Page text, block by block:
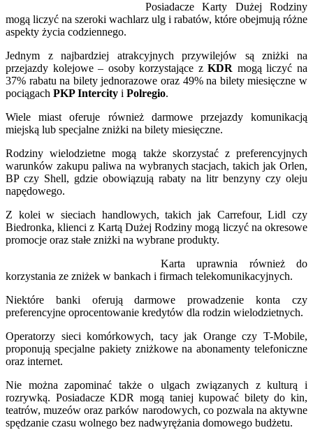
Posiadacze Karty Dużej Rodziny
mogą liczyć na szeroki wachlarz ulg i rabatów, które obejmują różne
aspekty życia codziennego.
Jednym z najbardziej atrakcyjnych przywilejów są zniżki na
przejazdy kolejowe – osoby korzystające zKDR mogą liczyć na
37% rabatu na bilety jednorazowe oraz 49% na bilety miesięczne w
pociągach PKP Intercity i Polregio.
Wiele miast oferuje również darmowe przejazdy komunikacją
miejską lub specjalne zniżki na bilety miesięczne.
Rodziny wielodzietne mogą także skorzystać z preferencyjnych
warunków zakupu paliwa na wybranych stacjach, takich jak Orlen,
BP czy Shell, gdzie obowiązują rabaty na litr benzyny czy oleju
napędowego.
Z kolei w sieciach handlowych, takich jak Carrefour, Lidl czy
Biedronka, klienci z Kartą Dużej Rodziny mogą liczyć na okresowe
promocje oraz stałe zniżki na wybrane produkty.
Karta uprawnia również do
korzystania ze zniżek w bankach i firmach telekomunikacyjnych.
Niektóre banki oferują darmowe prowadzenie konta czy
preferencyjne oprocentowanie kredytów dla rodzin wielodzietnych.
Operatorzy sieci komórkowych, tacy jak Orange czy T-Mobile,
proponują specjalne pakiety zniżkowe na abonamenty telefoniczne
oraz internet.
Nie można zapominać także o ulgach związanych z kulturą i
rozrywką. Posiadacze KDR mogą taniej kupować bilety do kin,
teatrów, muzeów oraz parków narodowych, co pozwala na aktywne
spędzanie czasu wolnego bez nadwyrężania domowego budżetu.